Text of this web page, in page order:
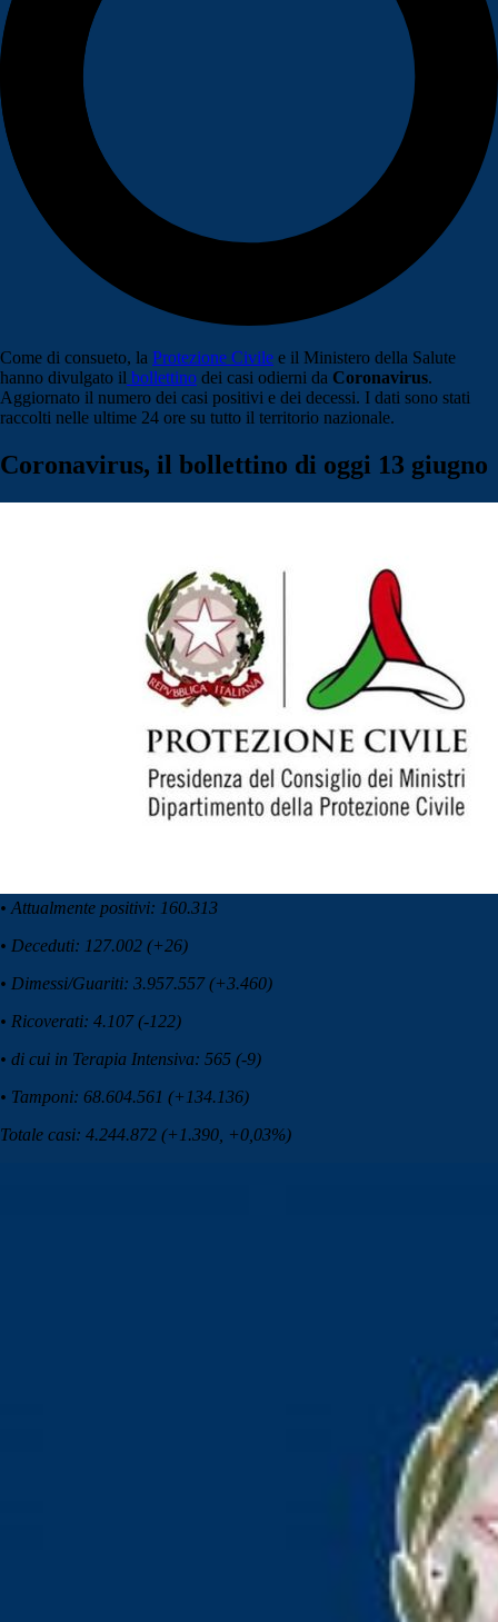
Come di consueto, la Protezione Civile e il Ministero della Salute
hanno divulgato il bollettino dei casi odierni da Coronavirus.
Aggiornato il numero dei casi positivi e dei decessi. I dati sono stati
raccolti nelle ultime 24 ore su tutto il territorio nazionale.
Coronavirus, il bollettino di oggi 13 giugno
• Attualmente positivi: 160.313
• Deceduti: 127.002 (+26)
• Dimessi/Guariti: 3.957.557 (+3.460)
• Ricoverati: 4.107 (-122)
• di cui in Terapia Intensiva: 565 (-9)
• Tamponi: 68.604.561 (+134.136)
Totale casi: 4.244.872 (+1.390, +0,03%)